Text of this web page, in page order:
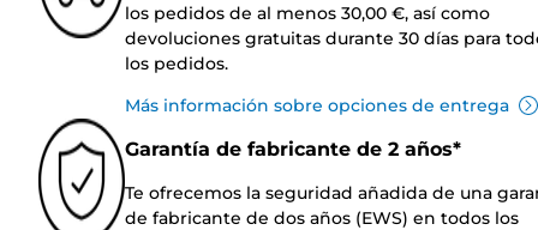
los pedidos de al menos 30,00 €, así como
devoluciones gratuitas durante 30 días para
los pedidos.
Más información sobre opciones de entrega
Garantía de fabricante de 2 años*
Te ofrecemos la seguridad añadida de una
de fabricante de dos años (EWS) en todos los